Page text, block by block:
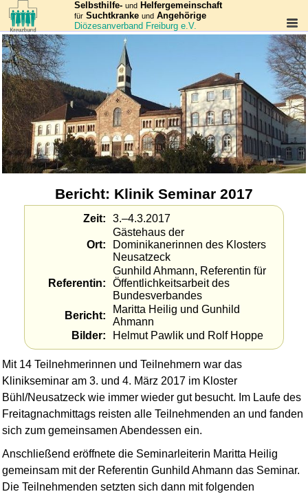
Selbsthilfe- und Helfergemeinschaft
für Suchtkranke und Angehörige
Diözesanverband Freiburg e.V.
Bericht: Klinik Seminar 2017
Zeit 3.–4.3.2017
Ort
Gästehaus der
Dominikanerinnen des Klosters
Neusatzeck
Referentin
Gunhild Ahmann, Referentin für
Öffent­lich­keits­arbeit des
Bundesverbandes
Bericht
Maritta Heilig und Gunhild
Ahmann
Bilder
Helmut Pawlik und Rolf Hoppe
Mit 14 Teilnehmerinnen und Teilnehmern war das
Klinikseminar am 3. und 4. März 2017 im Kloster
Bühl/Neusatzeck wie immer wieder gut besucht. Im Laufe des
Freitagnachmittags reisten alle Teil­nehmenden an und fanden
sich zum gemeinsamen Abendessen ein.
Anschließend eröffnete die Seminarleiterin Maritta Heilig
gemeinsam mit der Referentin Gunhild Ahmann das Seminar.
Die Teil­nehmenden setzten sich dann mit folgenden